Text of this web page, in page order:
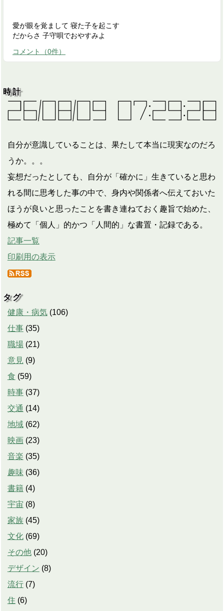
愛が眼を覚まして 寝た子を起こす
だからさ 子守唄でおやすみよ
コメント
（0件）
時計
自分が意識していることは、果たして本当に現実なのだろ
うか。。。
妄想だったとしても、自分が「確かに」生きていると思わ
れる間に思考した事の中で、身内や関係者へ伝えておいた
ほうが良いと思ったことを書き連ねておく趣旨で始めた、
極めて「個人」的かつ「人間的」な書置・記録である。
記事一覧
印刷用の表示
タグ
健康・病気 (106)
仕事 (35)
職場 (21)
意見 (9)
食 (59)
時事 (37)
交通 (14)
地域 (62)
映画 (23)
音楽 (35)
趣味 (36)
書籍 (4)
宇宙 (8)
家族 (45)
文化 (69)
その他 (20)
デザイン (8)
流行 (7)
住 (6)